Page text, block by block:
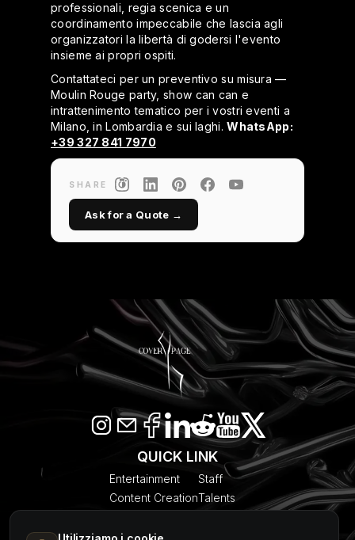
professionali, regia scenica e un
coordinamento impeccabile che lascia agli
organizzatori la libertà di godersi l'evento
insieme ai propri ospiti.
Contattateci per un preventivo su misura —
Moulin Rouge party, show can can e
intrattenimento tematico per i vostri eventi a
Milano, in Lombardia e sui laghi.WhatsApp:
+39 327 841 7970
SHARE
Ask for a Quote →
QUICK LINK
Entertainment
Content Creation
Models
Staff
Talents